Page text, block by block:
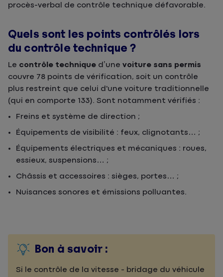
procès-verbal de contrôle technique défavorable.
Quels sont les points contrôlés lors
du contrôle technique ?
Le contrôle technique d’une voiture sans permis
couvre 78 points de vérification, soit un contrôle
plus restreint que celui d'une voiture traditionnelle
(qui en comporte 133). Sont notamment vérifiés :
Freins et système de direction ;
Équipements de visibilité : feux, clignotants… ;
Équipements électriques et mécaniques : roues,
essieux, suspensions… ;
Châssis et accessoires : sièges, portes… ;
Nuisances sonores et émissions polluantes.
Bon à savoir :
Si le contrôle de la vitesse - bridage du véhicule